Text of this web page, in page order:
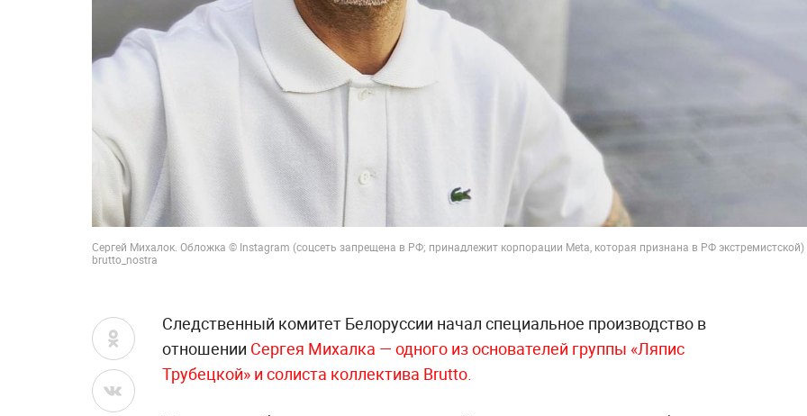
Сергей Михалок. Обложка © Instagram (соцсеть запрещена в РФ; принадлежит корпорации Meta, которая признана в РФ
brutto_nostra
Следственный комитет Белоруссии начал специальное производство в
отношении Сергея Михалка — одного из основателей группы «Ляпис
Трубецкой» и солиста коллектива Brutto.